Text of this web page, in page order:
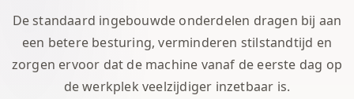
De standaard ingebouwde onderdelen dragen bij aan
een betere besturing, verminderen stilstandtijd en
zorgen ervoor dat de machine vanaf de eerste dag op
de werkplek veelzijdiger inzetbaar is.